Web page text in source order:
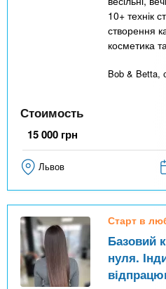
10+ технік
створення
косметика
Bob & Betta,
Стоимость
15 000 грн
Львов
Старт в
Базовий
нуля.